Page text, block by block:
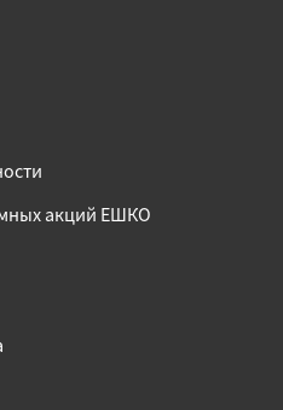
акций ЕШКО